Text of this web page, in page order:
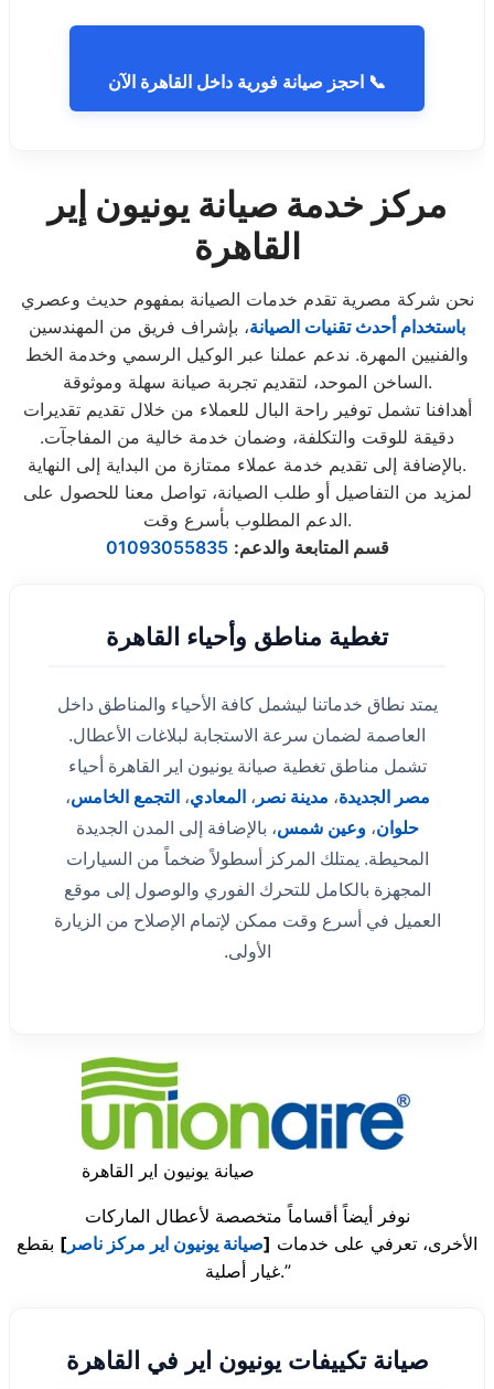
📞 احجز صيانة فورية داخل القاهرة الآن
مركز خدمة صيانة يونيون إير
القاهرة
نحن شركة مصرية تقدم خدمات الصيانة بمفهوم حديث وعصري
باستخدام أحدث تقنيات الصيانة، بإشراف فريق من المهندسين
والفنيين المهرة. ندعم عملنا عبر الوكيل الرسمي وخدمة الخط
الساخن الموحد، لتقديم تجربة صيانة سهلة وموثوقة.
أهدافنا تشمل توفير راحة البال للعملاء من خلال تقديم تقديرات
دقيقة للوقت والتكلفة، وضمان خدمة خالية من المفاجآت.
بالإضافة إلى تقديم خدمة عملاء ممتازة من البداية إلى النهاية.
لمزيد من التفاصيل أو طلب الصيانة، تواصل معنا للحصول على
الدعم المطلوب بأسرع وقت.
قسم المتابعة والدعم:
01093055835
تغطية مناطق وأحياء القاهرة
يمتد نطاق خدماتنا ليشمل كافة الأحياء والمناطق داخل
العاصمة لضمان سرعة الاستجابة لبلاغات الأعطال.
تشمل مناطق تغطية صيانة يونيون اير القاهرة أحياء
مصر الجديدة، مدينة نصر ، المعادي، التجمع الخامس،
حلوان،وعين شمس، بالإضافة إلى المدن الجديدة
المحيطة. يمتلك المركز أسطولاً ضخماً من السيارات
المجهزة بالكامل للتحرك الفوري والوصول إلى موقع
العميل في أسرع وقت ممكن لإتمام الإصلاح من الزيارة
الأولى.
صيانة يونيون اير القاهرة
نوفر أيضاً أقساماً متخصصة لأعطال الماركات
الأخرى، تعرفي على خدمات [صيانة يونيون اير مركز ناصر ] بقطع
غيار أصلية.”
صيانة تكييفات يونيون اير في القاهرة